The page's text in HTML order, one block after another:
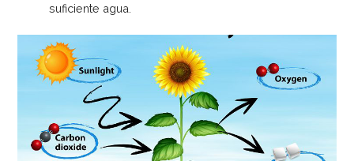
suficiente agua.